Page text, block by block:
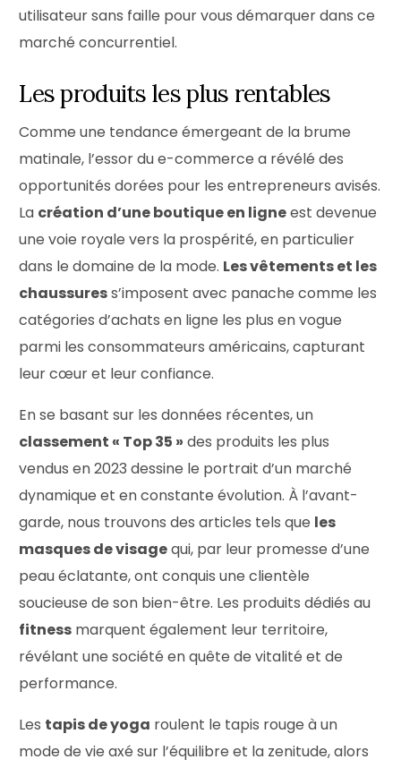
utilisateur sans faille pour vous démarquer dans ce
marché concurrentiel.
Les produits les plus rentables
Comme une tendance émergeant de la brume
matinale, l’essor du e-commerce a révélé des
opportunités dorées pour les entrepreneurs avisés.
La création d’une boutique en ligneest devenue
une voie royale vers la prospérité, en particulier
dans le domaine de la mode. Les vêtements et les
chaussuress’imposent avec panache comme les
catégories d’achats en ligne les plus en vogue
parmi les consommateurs américains, capturant
leur cœur et leur confiance.
En se basant sur les données récentes, un
classement « Top 35 » des produits les plus
vendus en 2023 dessine le portrait d’un marché
dynamique et en constante évolution. À l’avant-
garde, nous trouvons des articles tels que les
masques de visagequi, par leur promesse d’une
peau éclatante, ont conquis une clientèle
soucieuse de son bien-être. Les produits dédiés au
fitness marquent également leur territoire,
révélant une société en quête de vitalité et de
performance.
Les tapis de yoga roulent le tapis rouge à un
mode de vie axé sur l’équilibre et la zenitude, alors